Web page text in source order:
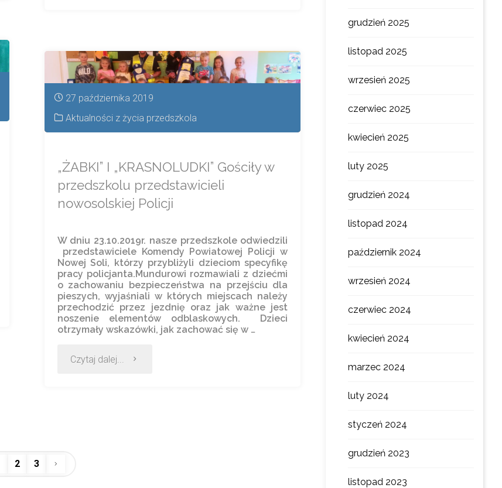
27 października 2019
Aktualności z życia przedszkola
„ŻABKI” I „KRASNOLUDKI” Gościły w
przedszkolu przedstawicieli
nowosolskiej Policji
W dniu 23.10.2019r. nasze przedszkole odwiedzili
przedstawiciele Komendy Powiatowej Policji w
Nowej Soli, którzy przybliżyli dzieciom specyfikę
pracy policjanta.Mundurowi rozmawiali z dziećmi
o zachowaniu bezpieczeństwa na przejściu dla
pieszych, wyjaśniali w których miejscach należy
przechodzić przez jezdnię oraz jak ważne jest
noszenie elementów odblaskowych. Dzieci
otrzymały wskazówki, jak zachować się w …
Czytaj dalej...
2 3
grudzień 2025
listopad 2025
wrzesień 2025
czerwiec 2025
kwiecień 2025
luty 2025
grudzień 2024
listopad 2024
październik 2024
wrzesień 2024
czerwiec 2024
kwiecień 2024
marzec 2024
luty 2024
styczeń 2024
grudzień 2023
listopad 2023